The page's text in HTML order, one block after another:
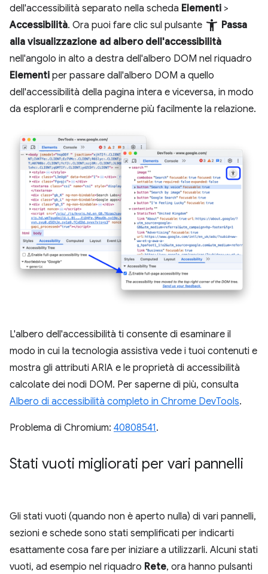
dell'accessibilità separato nella scheda Elementi >
Accessibilità. Ora puoi fare clic sul pulsante accessibility_new Passa
alla visualizzazione ad albero dell'accessibilità
nell'angolo in alto a destra dell'albero DOM nel riquadro
Elementi per passare dall'albero DOM a quello
dell'accessibilità della pagina intera e viceversa, in modo
da esplorarli e comprenderne più facilmente la relazione.
L'albero dell'accessibilità ti consente di esaminare il
modo in cui la tecnologia assistiva vede i tuoi contenuti e
mostra gli attributi ARIA e le proprietà di accessibilità
calcolate dei nodi DOM. Per saperne di più, consulta
Albero di accessibilità completo in Chrome DevTools.
Problema di Chromium: 40808541.
Stati vuoti migliorati per vari pannelli
Gli stati vuoti (quando non è aperto nulla) di vari pannelli,
sezioni e schede sono stati semplificati per indicarti
esattamente cosa fare per iniziare a utilizzarli. Alcuni stati
vuoti, ad esempio nel riquadro Rete, ora hanno pulsanti